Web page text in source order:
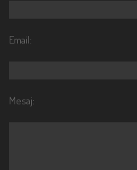
Email:
Mesaj: